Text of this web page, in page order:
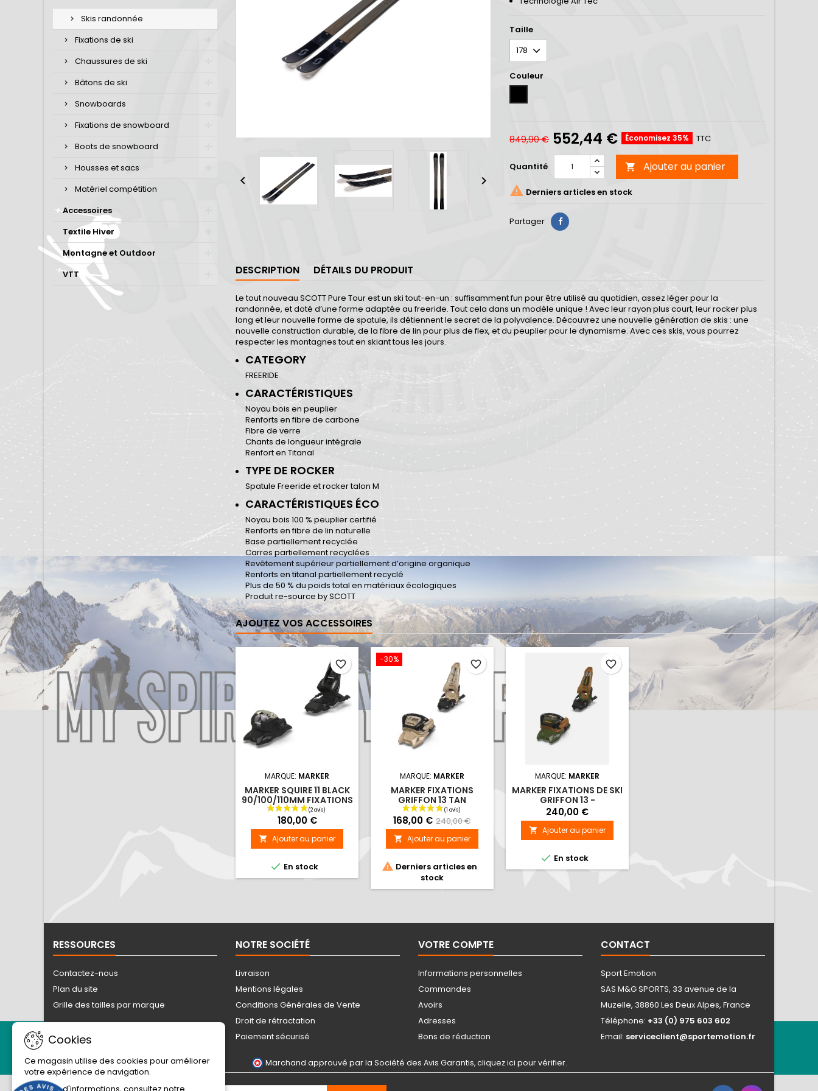
Skis randonnée
Fixations de ski
Chaussures de ski
Bâtons de ski
Snowboards
Fixations de snowboard
Boots de snowboard
Housses et sacs
Matériel compétition
Accessoires
Textile Hiver
Montagne et Outdoor
VTT
 
Taille
Couleur
849,90 € 552,44 € Économisez 35% TTC
Quantité  Ajouter au panier
 Derniers articles en stock
Partager
DESCRIPTION DÉTAILS DU PRODUIT
Le tout nouveau SCOTT Pure Tour est un ski tout-en-un : suffisamment fun pour être utilisé au quotidien, assez léger pour la
randonnée, et doté d’une forme adaptée au freeride. Tout cela dans un modèle unique ! Avec leur rayon plus court, leur rocker plus
long et leur nouvelle forme de spatule, ils détiennent le secret de la polyvalence. Découvrez une nouvelle génération de skis : une
nouvelle construction durable, de la fibre de lin pour plus de flex, et du peuplier pour le dynamisme. Avec ces skis, vous pourrez
respecter les montagnes tout en skiant tous les jours.
CATEGORY
FREERIDE
CARACTÉRISTIQUES
Noyau bois en peuplier
Renforts en fibre de carbone
Fibre de verre
Chants de longueur intégrale
Renfort en Titanal
TYPE DE ROCKER
Spatule Freeride et rocker talon M
CARACTÉRISTIQUES ÉCO
Noyau bois 100 % peuplier certifié
Renforts en fibre de lin naturelle
Base partiellement recyclée
Carres partiellement recyclées
Revêtement supérieur partiellement d’origine organique
Renforts en titanal partiellement recyclé
Plus de 50 % du poids total en matériaux écologiques
Produit re-source by SCOTT
AJOUTEZ VOS ACCESSOIRES >
<
MARQUE: MARKER
MARKER SQUIRE 11 BLACK
90/100/110MM FIXATIONS
180,00 €
 Ajouter au panier
 En stock
favorite_border -30%
MARQUE: MARKER
MARKER FIXATIONS
GRIFFON 13 TAN
90/100MM
168,00 € 240,00 €
 Ajouter au panier
 Derniers articles en
stock
favorite_border
MARQUE: MARKER
MARKER FIXATIONS DE SKI
GRIFFON 13 -
GREEN/BROWN
90/100/110MM
240,00 €
 Ajouter au panier
 En stock
favorite_border
RESSOURCES
Contactez-nous
Plan du site
Grille des tailles par marque
NOTRE SOCIÉTÉ
Livraison
Mentions légales
Conditions Générales de Vente
Droit de rétractation
Paiement sécurisé
VOTRE COMPTE
Informations personnelles
Commandes
Avoirs
Adresses
Bons de réduction
CONTACT
Sport Emotion
SAS M&G SPORTS, 33 avenue de la
Muzelle, 38860 Les Deux Alpes, France
Téléphone: +33 (0) 975 603 602
Email: serviceclient@sportemotion.fr
Cookies
Ce magasin utilise des cookies pour améliorer
votre expérience de navigation.
Marchand approuvé par la Société des Avis Garantis,cliquez ici pour vérifier.